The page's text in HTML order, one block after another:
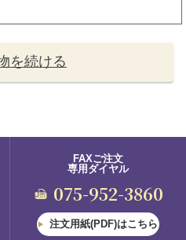
を続ける
FAXご注文
専用ダイヤル
075-952-3860
注文用紙(PDF)はこちら